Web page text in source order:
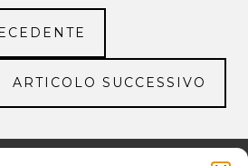
ARTICOLO SUCCESSIVO